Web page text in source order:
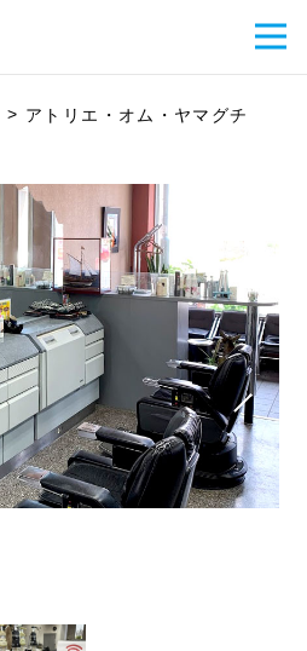
アトリエ・オム・ヤマグチ